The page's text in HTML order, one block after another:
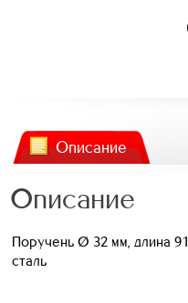
Описание
Описание
Поручень Ø 32 мм, длина
сталь